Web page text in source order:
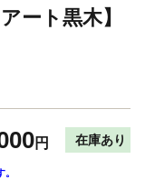
ート黒木】
円 在庫あり